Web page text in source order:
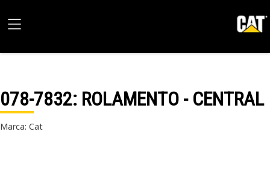
078-7832: ROLAMENTO - CENTRAL
Marca: Cat